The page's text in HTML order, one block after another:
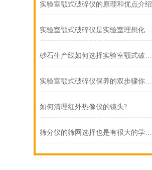
实验室颚式破碎仪的原理和优点介绍
实验室颚式破碎仪是实验室理想化的样品前处理仪器
砂石生产线如何选择实验室颚式破碎仪？
实验室颚式破碎仪保养的双步骤你掌握了吗
如何清理红外热像仪的镜头?
筛分仪的筛网选择也是有很大的学问的！